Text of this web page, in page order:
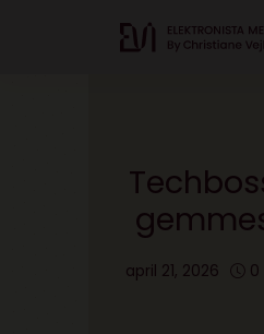
april 21, 2026 0